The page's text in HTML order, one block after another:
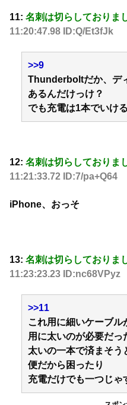
11: 名刺は切らしておりま
11:20:47.98 ID:Q/Et3fJk
>>9
Thunderboltだか、デ
あるんだけっけ？
でも充電は1本でいけ
12: 名刺は切らしておりま
11:21:33.72 ID:7/pa+Q64
iPhone、おっそ
13: 名刺は切らしておりま
11:23:23.23 ID:nc68VPyz
>>11
これ用に細いケーブ
用に太いのが必要だっ
太いの一本で済まそう
便だから困ったり
充電だけでも一つじゃ